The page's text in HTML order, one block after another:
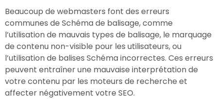
Beaucoup de webmasters font des erreurs
communes de Schéma de balisage, comme
l’utilisation de mauvais types de balisage, le marquage
de contenu non-visible pour les utilisateurs, ou
l’utilisation de balises Schéma incorrectes. Ces erreurs
peuvent entraîner une mauvaise interprétation de
votre contenu par les moteurs de recherche et
affecter négativement votre SEO.